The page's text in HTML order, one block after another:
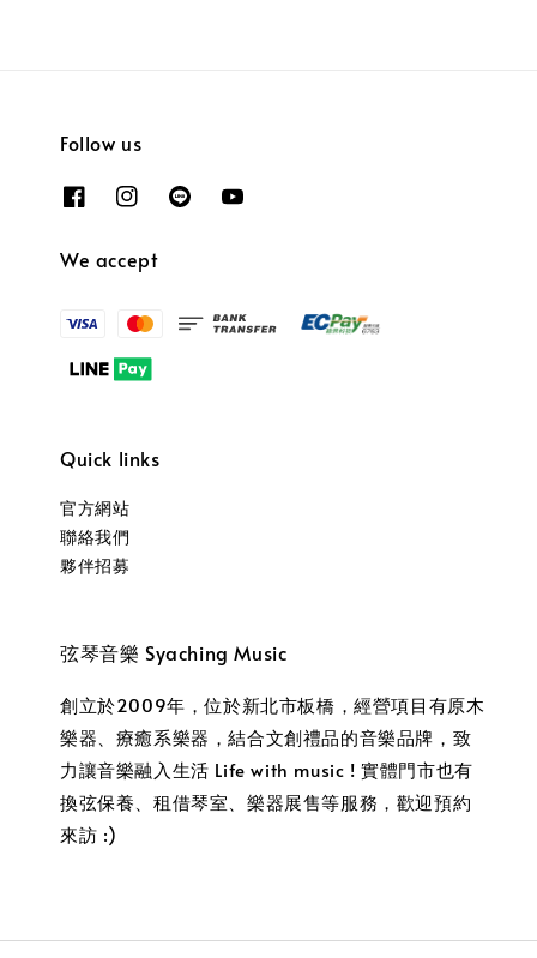
Follow us
We accept
Quick links
官方網站
聯絡我們
夥伴招募
弦琴音樂 Syaching Music
創立於2009年，位於新北市板橋，經營項目有原木
樂器、療癒系樂器，結合文創禮品的音樂品牌，致
力讓音樂融入生活 Life with music ! 實體門市也有
換弦保養、租借琴室、樂器展售等服務，歡迎預約
來訪 :)